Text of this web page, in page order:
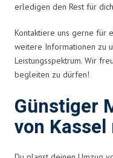
erledigen den Rest für
Kontaktiere uns gerne für
weitere Informationen zu
Leistungsspektrum. Wir
begleiten zu dürfen!
Günstiger
von